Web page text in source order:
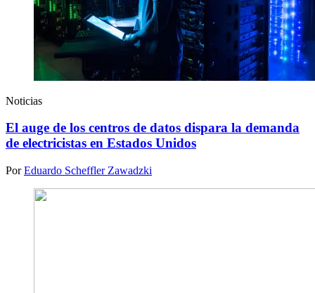
Noticias
El auge de los centros de datos dispara la demanda
de electricistas en Estados Unidos
PorEduardo Scheffler Zawadzki